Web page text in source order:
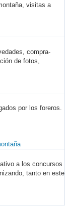
visitas a
compra-
de fotos,
por los foreros.
a los concursos
tanto en este